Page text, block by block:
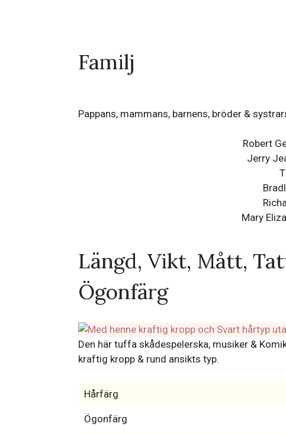
Familj
Pappans, mammans, barnens, bröder &
Robert
Jerry
Mary
Längd, Vikt, Mått,
Ögonfärg
Den här tuffa skådespelerska, musiker &
kraftig kropp & rund ansikts typ.
Hårfärg
Ögonfärg